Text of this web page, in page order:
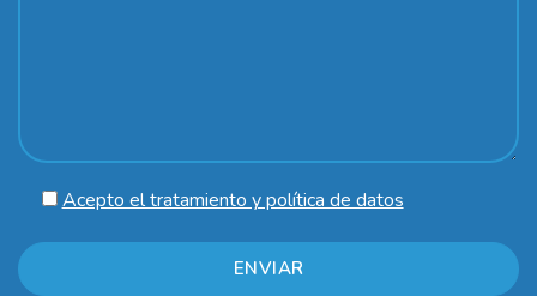
Acepto el tratamiento y política de datos